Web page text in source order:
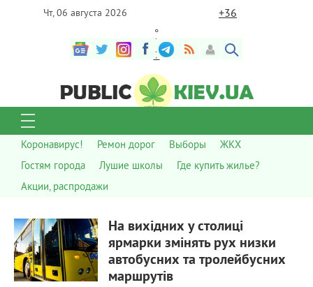
Чт, 06 августа 2026 +36
°
C
Коронавирус! Ремон дорог Выборы
ЖКХ
Гостям города
Лушие школы
Где купить жилье?
Акции, распродажи
На вихідних у столиці
ярмарки змінять рух низки
автобусних та тролейбусних
маршрутів